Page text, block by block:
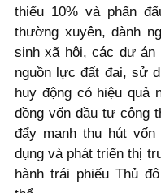
thiểu 10% và phấn
thường xuyên, dành
sinh xã hội, các dự án
nguồn lực đất đai, sử
huy động có hiệu quả
đồng vốn đầu tư công
đẩy mạnh thu hút
dụng và phát triển thị
hành trái phiếu Thủ